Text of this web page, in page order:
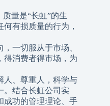
量是“长虹”的生
有损质量的行为，
一切服从于市场、
得消费者得市场，为
人、尊重人，科学与
。结合长虹公司实
成功的管理理论、手